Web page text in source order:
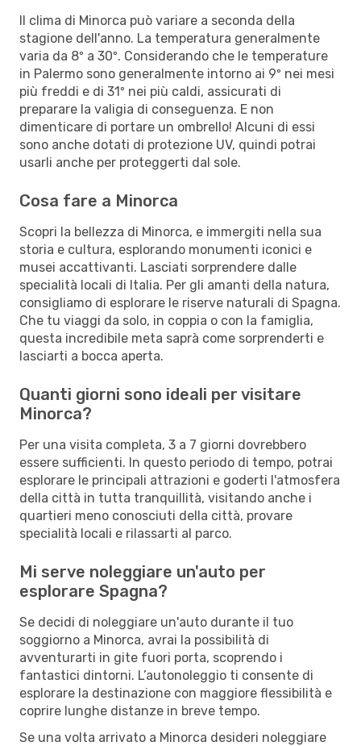
Il clima di Minorca può variare a seconda della
stagione dell'anno. La temperatura generalmente
varia da 8º a 30º. Considerando che le temperature
in Palermo sono generalmente intorno ai 9º nei mesi
più freddi e di 31º nei più caldi, assicurati di
preparare la valigia di conseguenza. E non
dimenticare di portare un ombrello! Alcuni di essi
sono anche dotati di protezione UV, quindi potrai
usarli anche per proteggerti dal sole.
Cosa fare a Minorca
Scopri la bellezza di Minorca, e immergiti nella sua
storia e cultura, esplorando monumenti iconici e
musei accattivanti. Lasciati sorprendere dalle
specialità locali di Italia. Per gli amanti della natura,
consigliamo di esplorare le riserve naturali di Spagna.
Che tu viaggi da solo, in coppia o con la famiglia,
questa incredibile meta saprà come sorprenderti e
lasciarti a bocca aperta.
Quanti giorni sono ideali per visitare
Minorca?
Per una visita completa, 3 a 7 giorni dovrebbero
essere sufficienti. In questo periodo di tempo, potrai
esplorare le principali attrazioni e goderti l'atmosfera
della città in tutta tranquillità, visitando anche i
quartieri meno conosciuti della città, provare
specialità locali e rilassarti al parco.
Mi serve noleggiare un'auto per
esplorare Spagna?
Se decidi di noleggiare un'auto durante il tuo
soggiorno a Minorca, avrai la possibilità di
avventurarti in gite fuori porta, scoprendo i
fantastici dintorni. L’autonoleggio ti consente di
esplorare la destinazione con maggiore flessibilità e
coprire lunghe distanze in breve tempo.
Se una volta arrivato a Minorca desideri noleggiare